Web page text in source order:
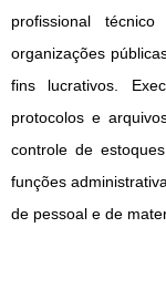
profissional
organizações
fins lucrativos.
protocolos e
controle de
funções
de pessoal e de